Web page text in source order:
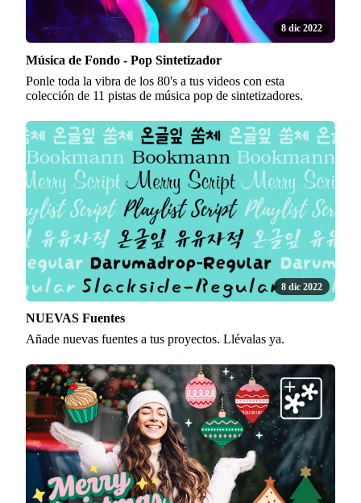
8 dic 2022
Música de Fondo - Pop Sintetizador
Ponle toda la vibra de los 80's a tus videos con esta
colección de 11 pistas de música pop de sintetizadores.
8 dic 2022
NUEVAS Fuentes
Añade nuevas fuentes a tus proyectos. Llévalas ya.